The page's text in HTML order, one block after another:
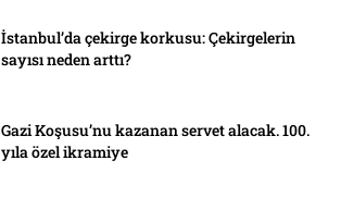
İstanbul’da çekirge korkusu: Çekirgelerin
sayısı neden arttı?
Gazi Koşusu’nu kazanan servet alacak. 100.
yıla özel ikramiye